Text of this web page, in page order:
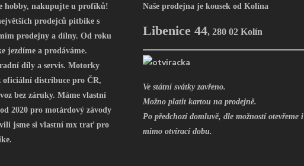
hobby, nakupujte u profíků!
prodejců pitbike s
prodejny a dílny. Od roku
jezdíme a prodáváme.
díly a servis. Motorky
oficiální distribuce pro ČR,
bez záruky. Máme vlastní
2020 pro motárdový závody
jsme si vlastní mx trať pro
Naše prodejna je kousek od Kolína
Libenice 44, 280 02 Kolín
Ve státní svátky zavřeno.
Možno platit kartou na prodejně.
Po předchozí domluvě, dle možností otevřeme i
mimo otvírací dobu.